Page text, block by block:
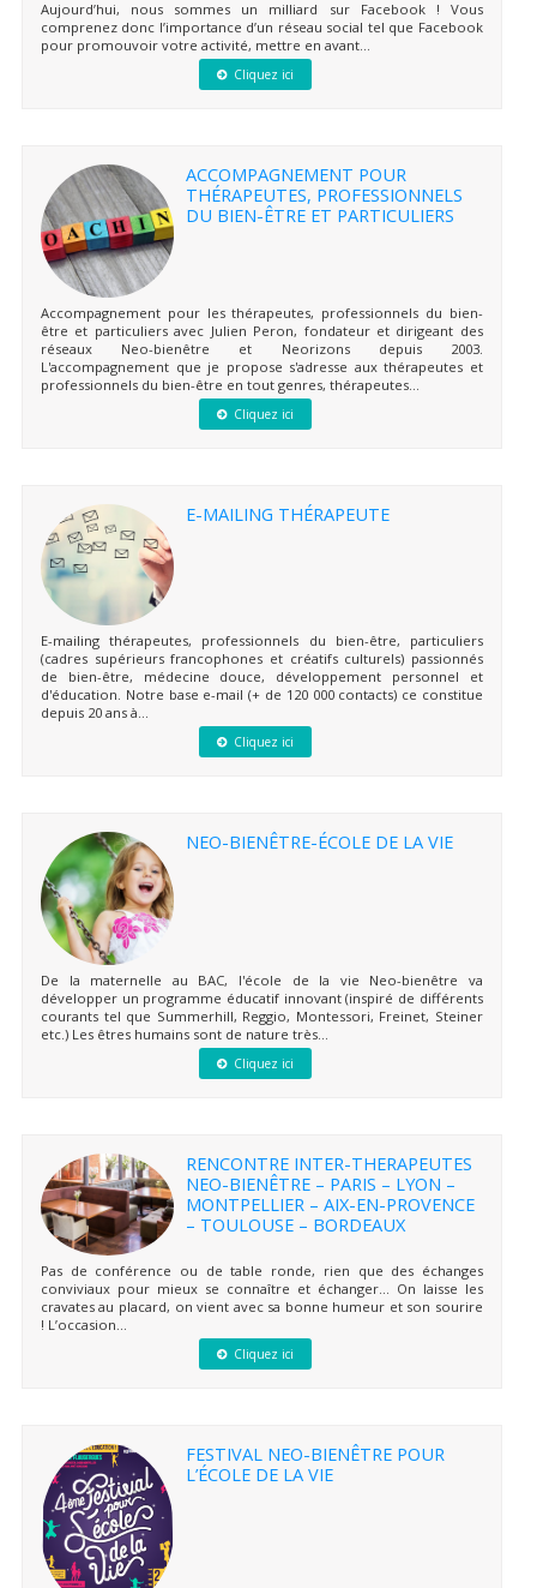
Aujourd’hui, nous sommes un milliard sur Facebook ! Vous
comprenez donc l’importance d’un réseau social tel que Facebook
pour promouvoir votre activité, mettre en avant...
Cliquez ici
ACCOMPAGNEMENT POUR
THÉRAPEUTES, PROFESSIONNELS
DU BIEN-ÊTRE ET PARTICULIERS
Accompagnement pour les thérapeutes, professionnels du bien-
être et particuliers avec Julien Peron, fondateur et dirigeant des
réseaux Neo-bienêtre et Neorizons depuis 2003.
L'accompagnement que je propose s'adresse aux thérapeutes et
professionnels du bien-être en tout genres, thérapeutes...
Cliquez ici
E-MAILING THÉRAPEUTE
E-mailing thérapeutes, professionnels du bien-être, particuliers
(cadres supérieurs francophones et créatifs culturels) passionnés
de bien-être, médecine douce, développement personnel et
d'éducation. Notre base e-mail (+ de 120 000 contacts) ce constitue
depuis 20 ans à...
Cliquez ici
NEO-BIENÊTRE-ÉCOLE DE LA VIE
De la maternelle au BAC, l'école de la vie Neo-bienêtre va
développer un programme éducatif innovant (inspiré de différents
courants tel que Summerhill, Reggio, Montessori, Freinet, Steiner
etc.) Les êtres humains sont de nature très...
Cliquez ici
RENCONTRE INTER-THERAPEUTES
NEO-BIENÊTRE – PARIS – LYON –
MONTPELLIER – AIX-EN-PROVENCE
– TOULOUSE – BORDEAUX
Pas de conférence ou de table ronde, rien que des échanges
conviviaux pour mieux se connaître et échanger… On laisse les
cravates au placard, on vient avec sa bonne humeur et son sourire
! L’occasion...
Cliquez ici
FESTIVAL NEO-BIENÊTRE POUR
L’ÉCOLE DE LA VIE